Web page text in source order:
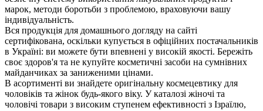
марок, методи боротьби з проблемою, враховуючи вашу
індивідуальність.
Вся продукція для домашнього догляду на сайті
сертифікована, оскільки купується в офіційних постачальників
в Україні: ви можете бути впевнені у високій якості. Бережіть
своє здоров'я та не купуйте косметичні засоби на сумнівних
майданчиках за заниженими цінами.
В асортименті ви знайдете оригінальну космецевтику для
чоловіків та жінок будь-якого віку. У каталозі жіночі та
чоловічі товари з високим ступенем ефективності з Ізраїлю,